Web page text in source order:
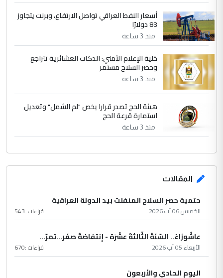
أسعار النفط العراقي تواصل الارتفاع، وبرنت يتجاوز
83 دولارًا
منذ 3 ساعة
خلية الإعلام الأمني: الدكات العشائرية تتراجع
وحصر السلاح مستمر
منذ 3 ساعة
هيئة الحج تصدر قرارا يخص "لم الشمل" وتعديل
استمارة قرعة الحج
منذ 3 ساعة
المقالات
حتمية حصر السلاح المنفلت بيد الدولة العراقية
الخميس 06 آب 2026 قراءات :543
عاشُورْاءُ.. السّنَةُ الثّالثةَ عشَرَة - إِنتفاضةُ صفَر…تمرّ...
الأربعاء 05 آب 2026 قراءات :670
اليوم الحادي والأربعون